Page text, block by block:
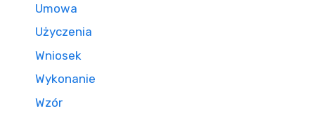
Umowa
Użyczenia
Wniosek
Wykonanie
Wzór